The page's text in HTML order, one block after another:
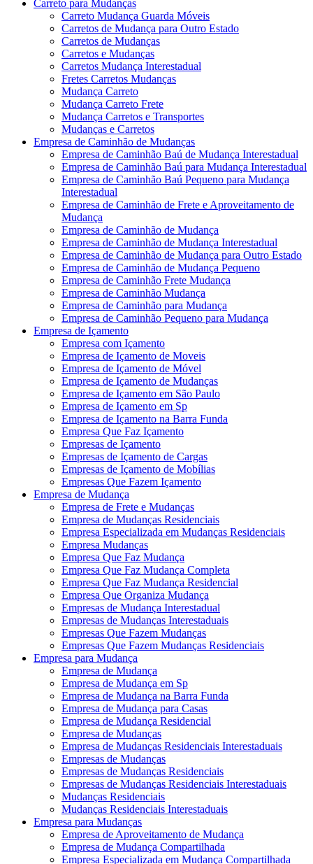
Carreto para Mudanças
Carreto Mudança Guarda Móveis
Carretos de Mudança para Outro Estado
Carretos de Mudanças
Carretos e Mudanças
Carretos Mudança Interestadual
Fretes Carretos Mudanças
Mudança Carreto
Mudança Carreto Frete
Mudança Carretos e Transportes
Mudanças e Carretos
Empresa de Caminhão de Mudanças
Empresa de Caminhão Baú de Mudança Interestadual
Empresa de Caminhão Baú para Mudança Interestadual
Empresa de Caminhão Baú Pequeno para Mudança
Interestadual
Empresa de Caminhão de Frete e Aproveitamento de
Mudança
Empresa de Caminhão de Mudança
Empresa de Caminhão de Mudança Interestadual
Empresa de Caminhão de Mudança para Outro Estado
Empresa de Caminhão de Mudança Pequeno
Empresa de Caminhão Frete Mudança
Empresa de Caminhão Mudança
Empresa de Caminhão para Mudança
Empresa de Caminhão Pequeno para Mudança
Empresa de Içamento
Empresa com Içamento
Empresa de Içamento de Moveis
Empresa de Içamento de Móvel
Empresa de Içamento de Mudanças
Empresa de Içamento em São Paulo
Empresa de Içamento em Sp
Empresa de Içamento na Barra Funda
Empresa Que Faz Içamento
Empresas de Içamento
Empresas de Içamento de Cargas
Empresas de Içamento de Mobílias
Empresas Que Fazem Içamento
Empresa de Mudança
Empresa de Frete e Mudanças
Empresa de Mudanças Residenciais
Empresa Especializada em Mudanças Residenciais
Empresa Mudanças
Empresa Que Faz Mudança
Empresa Que Faz Mudança Completa
Empresa Que Faz Mudança Residencial
Empresa Que Organiza Mudança
Empresas de Mudança Interestadual
Empresas de Mudanças Interestaduais
Empresas Que Fazem Mudanças
Empresas Que Fazem Mudanças Residenciais
Empresa para Mudança
Empresa de Mudança
Empresa de Mudança em Sp
Empresa de Mudança na Barra Funda
Empresa de Mudança para Casas
Empresa de Mudança Residencial
Empresa de Mudanças
Empresa de Mudanças Residenciais Interestaduais
Empresas de Mudanças
Empresas de Mudanças Residenciais
Empresas de Mudanças Residenciais Interestaduais
Mudanças Residenciais
Mudanças Residenciais Interestaduais
Empresa para Mudanças
Empresa de Aproveitamento de Mudança
Empresa de Mudança Compartilhada
Empresa Especializada em Mudança Compartilhada